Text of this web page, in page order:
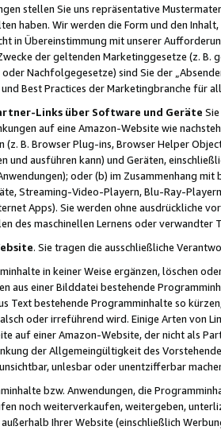
stellen Sie uns repräsentative
haben. Wir werden die Form und den
in Übereinstimmung mit unserer
der geltenden Marketinggesetze (z. B.
Nachfolgegesetze) sind Sie der
Best Practices der Marketingbranche für
Links über Software und Geräte
auf eine Amazon-Website wie
B. Browser Plug-ins, Browser Helper
und ausführen kann) und Geräten,
oder (b) im Zusammenhang
Streaming-Video-Playern, Blu-Ray-
Apps). Sie werden ohne ausdrückliche
des maschinellen Lernens oder
. Sie tragen die ausschließliche
in keiner Weise ergänzen, löschen
aus einer Bilddatei bestehende
Text bestehende Programminhalte so
oder irreführend wird. Einige Arten von
auf einer Amazon-Website, der nicht als
der Allgemeingültigkeit des
unlesbar oder unentzifferbar
bzw. Anwendungen, die
noch weiterverkaufen, weitergeben,
Ihrer Website (einschließlich